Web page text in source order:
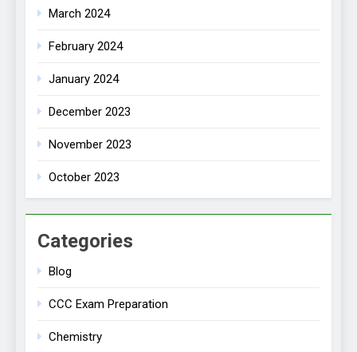
March 2024
February 2024
January 2024
December 2023
November 2023
October 2023
Categories
Blog
CCC Exam Preparation
Chemistry